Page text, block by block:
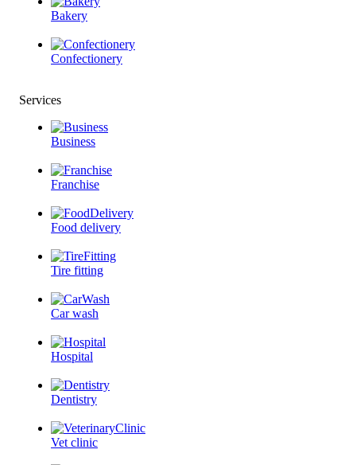
Bakery
Confectionery
Services
Business
Franchise
Food delivery
Tire fitting
Car wash
Hospital
Dentistry
Vet clinic